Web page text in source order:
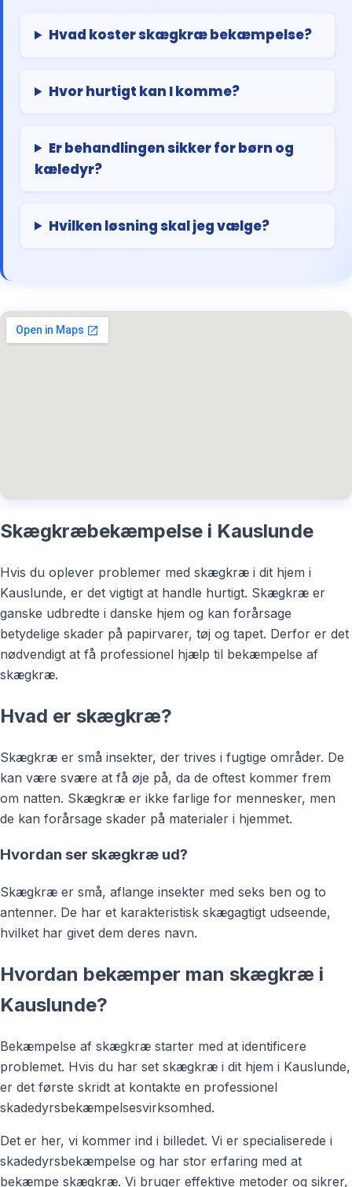
Hvad koster skægkræ bekæmpelse?
Hvor hurtigt kan I komme?
Er behandlingen sikker for børn og
kæledyr?
Hvilken løsning skal jeg vælge?
Skægkræbekæmpelse i Kauslunde
Hvis du oplever problemer med skægkræ i dit hjem i
Kauslunde, er det vigtigt at handle hurtigt. Skægkræ er
ganske udbredte i danske hjem og kan forårsage
betydelige skader på papirvarer, tøj og tapet. Derfor er det
nødvendigt at få professionel hjælp til bekæmpelse af
skægkræ.
Hvad er skægkræ?
Skægkræ er små insekter, der trives i fugtige områder. De
kan være svære at få øje på, da de oftest kommer frem
om natten. Skægkræ er ikke farlige for mennesker, men
de kan forårsage skader på materialer i hjemmet.
Hvordan ser skægkræ ud?
Skægkræ er små, aflange insekter med seks ben og to
antenner. De har et karakteristisk skægagtigt udseende,
hvilket har givet dem deres navn.
Hvordan bekæmper man skægkræ i
Kauslunde?
Bekæmpelse af skægkræ starter med at identificere
problemet. Hvis du har set skægkræ i dit hjem i Kauslunde,
er det første skridt at kontakte en professionel
skadedyrsbekæmpelsesvirksomhed.
Det er her, vi kommer ind i billedet. Vi er specialiserede i
skadedyrsbekæmpelse og har stor erfaring med at
bekæmpe skægkræ. Vi bruger effektive metoder og sikrer,